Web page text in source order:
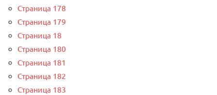
Страница 178
Страница 179
Страница 18
Страница 180
Страница 181
Страница 182
Страница 183